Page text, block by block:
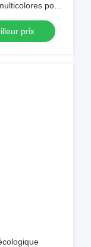
pour
prix